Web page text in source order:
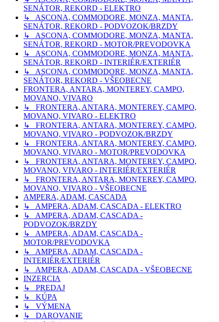
SENÁTOR, REKORD - ELEKTRO
↳ ASCONA, COMMODORE, MONZA, MANTA,
SENÁTOR, REKORD - PODVOZOK/BRZDY
↳ ASCONA, COMMODORE, MONZA, MANTA,
SENÁTOR, REKORD - MOTOR/PREVODOVKA
↳ ASCONA, COMMODORE, MONZA, MANTA,
SENÁTOR, REKORD - INTERIÉR/EXTERIÉR
↳ ASCONA, COMMODORE, MONZA, MANTA,
SENÁTOR, REKORD - VŠEOBECNE
FRONTERA, ANTARA, MONTEREY, CAMPO,
MOVANO, VIVARO
↳ FRONTERA, ANTARA, MONTEREY, CAMPO,
MOVANO, VIVARO - ELEKTRO
↳ FRONTERA, ANTARA, MONTEREY, CAMPO,
MOVANO, VIVARO - PODVOZOK/BRZDY
↳ FRONTERA, ANTARA, MONTEREY, CAMPO,
MOVANO, VIVARO - MOTOR/PREVODOVKA
↳ FRONTERA, ANTARA, MONTEREY, CAMPO,
MOVANO, VIVARO - INTERIÉR/EXTERIÉR
↳ FRONTERA, ANTARA, MONTEREY, CAMPO,
MOVANO, VIVARO - VŠEOBECNE
AMPERA, ADAM, CASCADA
↳ AMPERA, ADAM, CASCADA - ELEKTRO
↳ AMPERA, ADAM, CASCADA -
PODVOZOK/BRZDY
↳ AMPERA, ADAM, CASCADA -
MOTOR/PREVODOVKA
↳ AMPERA, ADAM, CASCADA -
INTERIÉR/EXTERIÉR
↳ AMPERA, ADAM, CASCADA - VŠEOBECNE
INZERCIA
↳ PREDAJ
↳ KÚPA
↳ VÝMENA
↳ DAROVANIE